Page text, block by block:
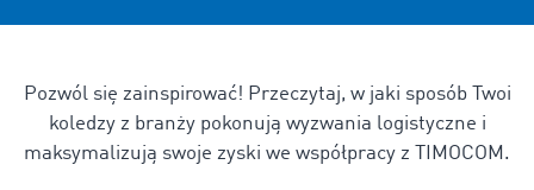
Pozwól się zainspirować! Przeczytaj, w jaki sposób Twoi
koledzy z branży pokonują wyzwania logistyczne i
maksymalizują swoje zyski we współpracy z TIMOCOM.